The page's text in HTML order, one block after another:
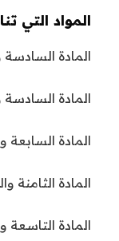
المواد التي
المادة
المادة السادسة
المادة السابعة
المادة الثامنة
المادة التاسعة